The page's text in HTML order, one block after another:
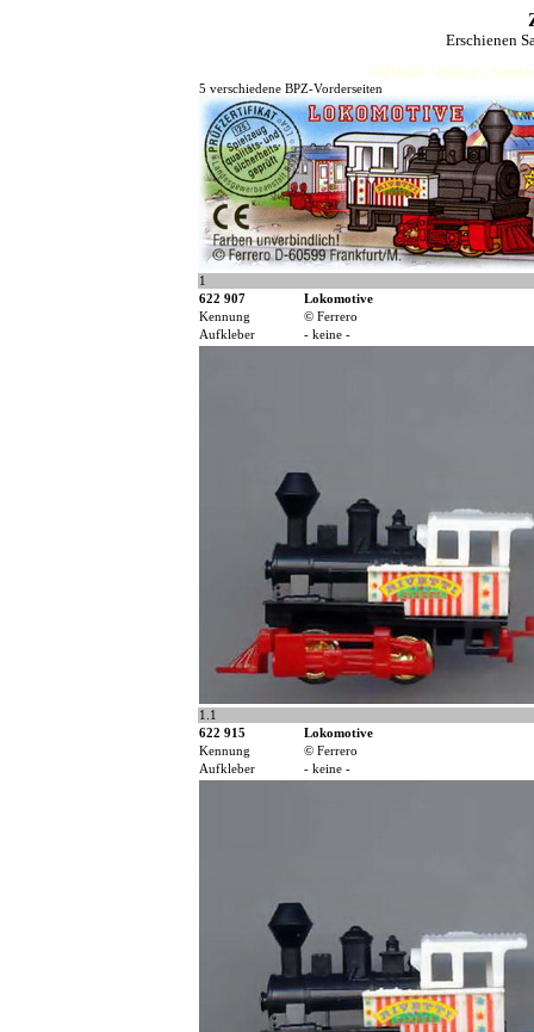
Erschienen
HJFHenze - Helmut´s
5 verschiedene BPZ-Vorderseiten
1
622 907
Lokomotive
Kennung
© Ferrero
Aufkleber
- keine -
1.1
622 915
Lokomotive
Kennung
© Ferrero
Aufkleber
- keine -